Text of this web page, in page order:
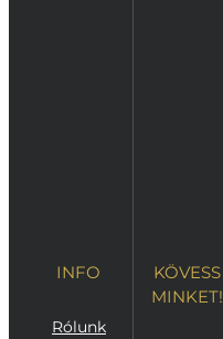
INFO
Rólunk
KÖVESS
MINKET!